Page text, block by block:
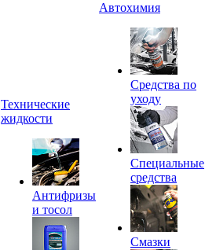
Технические
жидкости
Антифризы
и тосол
Автохимия
Средства по
уходу
Специальные
средства
Смазки